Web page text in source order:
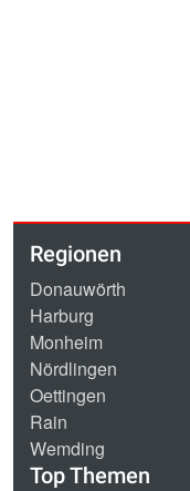
Regionen
Donauwörth
Harburg
Monheim
Nördlingen
Oettingen
Rain
Wemding
Top Themen